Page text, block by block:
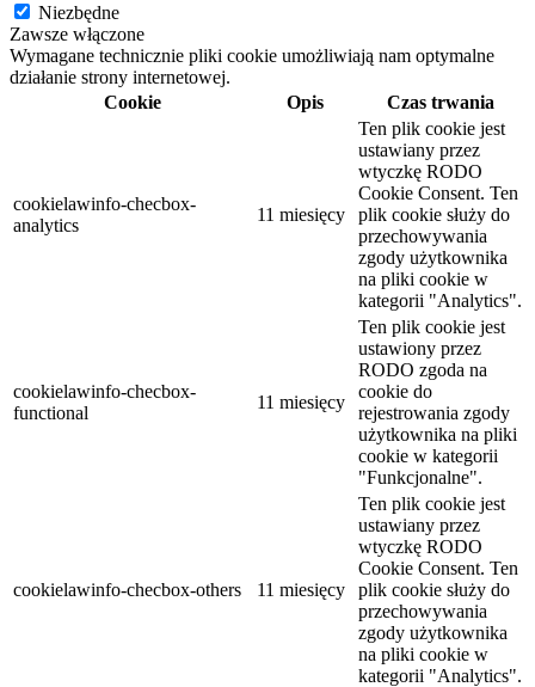
Niezbędne
Zawsze włączone
Wymagane technicznie pliki cookie umożliwiają nam optymalne
działanie strony internetowej.
Cookie
Opis Czas trwania
cookielawinfo-checbox-
analytics
11 miesięcy
Ten plik cookie jest
ustawiany przez
wtyczkę RODO
Cookie Consent. Ten
plik cookie służy do
przechowywania
zgody użytkownika
na pliki cookie w
kategorii "Analytics".
cookielawinfo-checbox-
functional
11 miesięcy
Ten plik cookie jest
ustawiony przez
RODO zgoda na
cookie do
rejestrowania zgody
użytkownika na pliki
cookie w kategorii
"Funkcjonalne".
cookielawinfo-checbox-others 11 miesięcy
Ten plik cookie jest
ustawiany przez
wtyczkę RODO
Cookie Consent. Ten
plik cookie służy do
przechowywania
zgody użytkownika
na pliki cookie w
kategorii "Analytics".